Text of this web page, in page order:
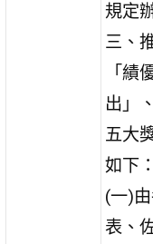
規定
三、
「績
出」
五大
如下：
(一)
表、